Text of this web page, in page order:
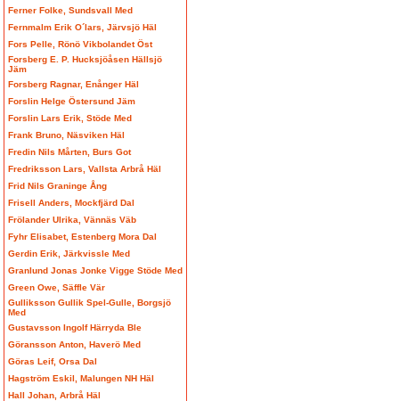
Ferner Folke, Sundsvall Med
Fernmalm Erik O´lars, Järvsjö Häl
Fors Pelle, Rönö Vikbolandet Öst
Forsberg E. P. Hucksjöåsen Hällsjö
Jäm
Forsberg Ragnar, Enånger Häl
Forslin Helge Östersund Jäm
Forslin Lars Erik, Stöde Med
Frank Bruno, Näsviken Häl
Fredin Nils Mårten, Burs Got
Fredriksson Lars, Vallsta Arbrå Häl
Frid Nils Graninge Ång
Frisell Anders, Mockfjärd Dal
Frölander Ulrika, Vännäs Väb
Fyhr Elisabet, Estenberg Mora Dal
Gerdin Erik, Järkvissle Med
Granlund Jonas Jonke Vigge Stöde Med
Green Owe, Säffle Vär
Gulliksson Gullik Spel-Gulle, Borgsjö
Med
Gustavsson Ingolf Härryda Ble
Göransson Anton, Haverö Med
Göras Leif, Orsa Dal
Hagström Eskil, Malungen NH Häl
Hall Johan, Arbrå Häl